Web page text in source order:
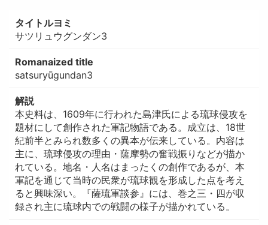
タイトルヨミ
サツリュウグンダン3
Romanaized title
satsuryūgundan3
解説
本史料は、1609年に行われた島津氏による琉球侵攻を
題材にして創作された軍記物語である。成立は、18世
紀前半とみられ数多くの異本が伝来している。内容は
主に、琉球侵攻の理由・薩摩勢の奮戦振りなどが描か
れている。地名・人名はまったくの創作であるが、本
軍記を通じて当時の民衆が琉球観を形成した点を考え
ると興味深い。『薩琉軍談参』には、巻之三・四が収
録され主に琉球内での戦闘の様子が描かれている。